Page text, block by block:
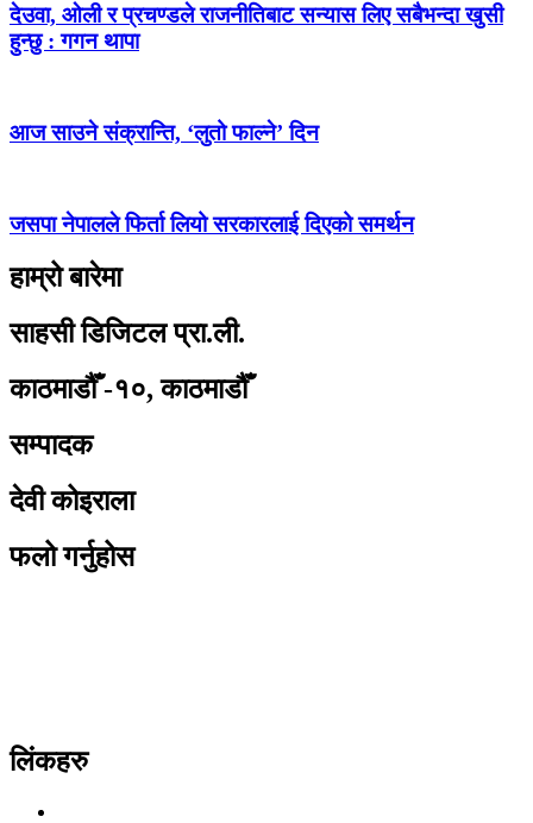
देउवा, ओली र प्रचण्डले राजनीतिबाट सन्यास लिए सबैभन्दा खुसी
हुन्छु : गगन थापा
आज साउने संक्रान्ति, ‘लुतो फाल्ने’ दिन
जसपा नेपालले फिर्ता लियो सरकारलाई दिएको समर्थन
हाम्रो बारेमा
साहसी डिजिटल प्रा.ली.
काठमाडौँ -१०, काठमाडौँ
सम्पादक
देवी कोइराला
फलो गर्नुहोस
लिंकहरु